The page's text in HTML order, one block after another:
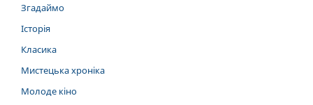
Згадаймо
Історія
Класика
Мистецька хроніка
Молоде кіно